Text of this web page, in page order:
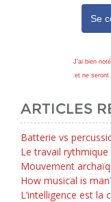
Se
J'ai bien
et ne seront
ARTICLES
Batterie vs
Le travail rythmique
Mouvement
How musical is
L’intelligence est